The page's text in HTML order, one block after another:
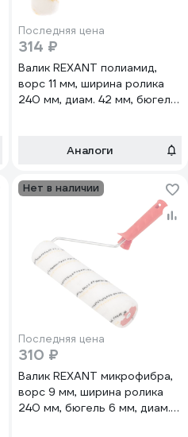
Последняя цена
314 ₽
Валик REXANT полиамид,
ворс 11 мм, ширина ролика
240 мм, диам. 42 мм, бюгель
Аналоги
Нет в наличии
Последняя цена
310 ₽
Валик REXANT микрофибра,
ворс 9 мм, ширина ролика
240 мм, бюгель 6 мм, диам.